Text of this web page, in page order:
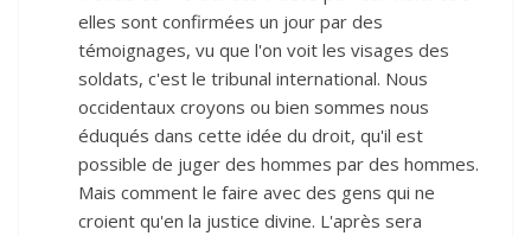
elles sont confirmées un jour par des
témoignages, vu que l'on voit les visages des
soldats, c'est le tribunal international. Nous
occidentaux croyons ou bien sommes nous
éduqués dans cette idée du droit, qu'il est
possible de juger des hommes par des hommes.
Mais comment le faire avec des gens qui ne
croient qu'en la justice divine. L'après sera